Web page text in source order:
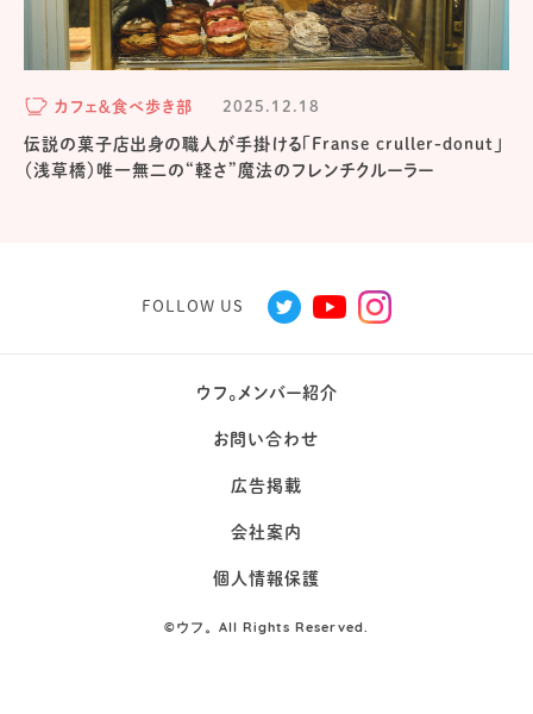
カフェ＆食べ歩き部 2025.12.18
伝説の菓子店出身の職人が手掛ける「Franse cruller-donut」
（浅草橋）唯一無二の“軽さ”魔法のフレンチクルーラー
FOLLOW US
ウフ。メンバー紹介
お問い合わせ
広告掲載
会社案内
個人情報保護
©ウフ。All Rights Reserved.